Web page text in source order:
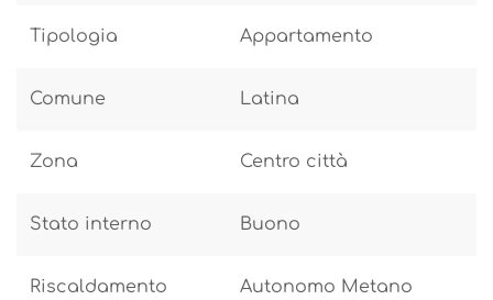
Tipologia Appartamento
Comune Latina
Zona Centro città
Stato interno Buono
Riscaldamento Autonomo Metano